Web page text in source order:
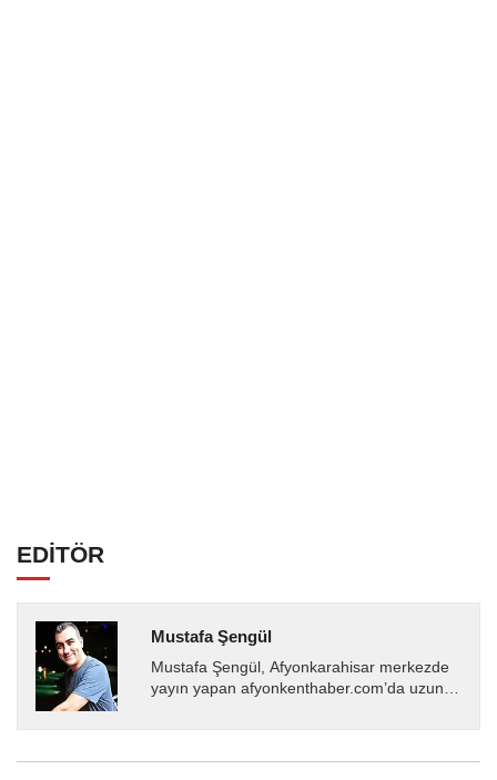
EDİTÖR
Mustafa Şengül
Mustafa Şengül, Afyonkarahisar merkezde
yayın yapan afyonkenthaber.com’da uzun
almakta, haber akışı...